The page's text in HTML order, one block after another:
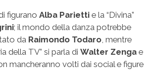
figurano Alba Parietti e la “Divina”
; il mondo della danza potrebbe
da Raimondo Todaro, mentre
della TV” si parla di Walter Zenga e
mancheranno volti dai social e figure